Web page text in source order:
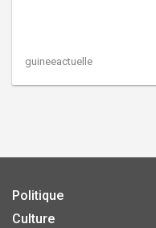
guineeactuelle
Politique
Culture